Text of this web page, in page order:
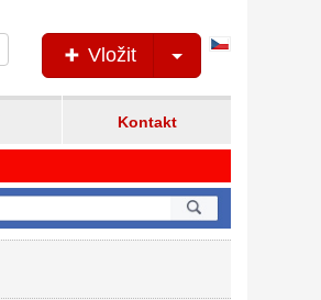
Vložit
Kontakt